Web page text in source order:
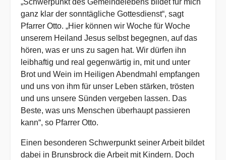
ganz klar der sonntägliche Gottesdienst“, sagt
Pfarrer Otto. „Hier können wir Woche für Woche
unserem Heiland Jesus selbst begegnen, auf das
hören, was er uns zu sagen hat. Wir dürfen ihn
leibhaftig und real gegenwärtig in, mit und unter
Brot und Wein im Heiligen Abendmahl empfangen
und uns von ihm für unser Leben stärken, trösten
und uns unsere Sünden vergeben lassen. Das
Beste, was uns Menschen überhaupt passieren
kann“, so Pfarrer Otto.
Einen besonderen Schwerpunkt seiner Arbeit bildet
dabei in Brunsbrock die Arbeit mit Kindern. Doch